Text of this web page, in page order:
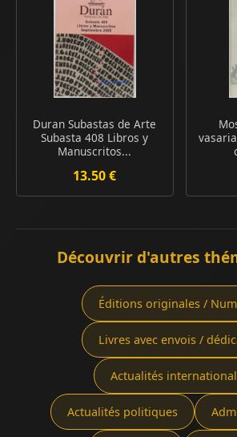
Duran Subastas de Arte
Subasta 408 Libros y
Manuscritos...
13.50 €
Découvrir d'autres
Éditions originales / Num
Livres avec envois /
Actualités
Actualités politiques